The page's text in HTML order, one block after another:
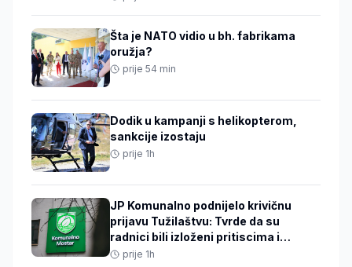
Šta je NATO vidio u bh. fabrikama
oružja?
prije 54 min
Dodik u kampanji s helikopterom,
sankcije izostaju
prije 1h
JP Komunalno podnijelo krivičnu
prijavu Tužilaštvu: Tvrde da su
radnici bili izloženi pritiscima i
manipulacijama
prije 1h